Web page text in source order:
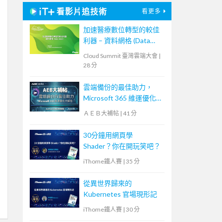
看影片追技術 看更多
加速醫療數位轉型的較佳
利器 – 資料網格 (Data
Cloud Summit 臺灣雲端大會 |
28 分
雲端備份的最佳助力，
Microsoft 365 維運優化
大解密！【宏碁資訊網路
ＡＥＢ大補帖 | 41 分
30分鐘用網頁學
Shader？你在開玩笑吧？
iThome鐵人賽 | 35 分
從異世界歸來的
Kubernetes 官場現形記
iThome鐵人賽 | 30 分